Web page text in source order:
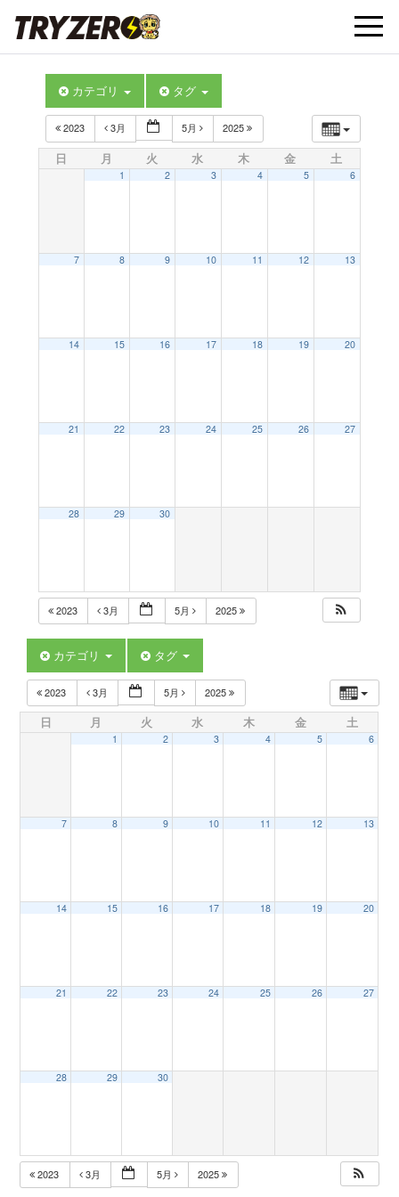
t
t
i
カテゴリ タグ
2023 3月 5月 2025
日 月 火 水 木 金 土
1 2 3 4 5 6
7 8 9 10 11 12 13
14 15 16 17 18 19 20
21 22 23 24 25 26 27
28 29 30
2023 3月 5月 2025
カテゴリ タグ
2023 3月 5月 2025
日 月 火 水 木 金 土
1 2 3 4 5 6
7 8 9 10 11 12 13
14 15 16 17 18 19 20
21 22 23 24 25 26 27
28 29 30
2023 3月 5月 2025